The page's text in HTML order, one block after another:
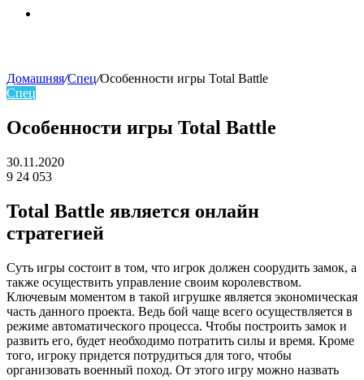
Домашняя/Спец/Особенности игры Total Battle
Спец
Особенности игры Total Battle
30.11.2020
9 24 053
Total Battle является онлайн
стратегией
Суть игры состоит в том, что игрок должен соорудить замок, а
также осуществить управление своим королевством.
Ключевым моментом в такой игрушке является экономическая
часть данного проекта. Ведь бой чаще всего осуществляется в
режиме автоматического процесса. Чтобы построить замок и
развить его, будет необходимо потратить силы и время. Кроме
того, игроку придется потрудиться для того, чтобы
организовать военный поход. От этого игру можно назвать